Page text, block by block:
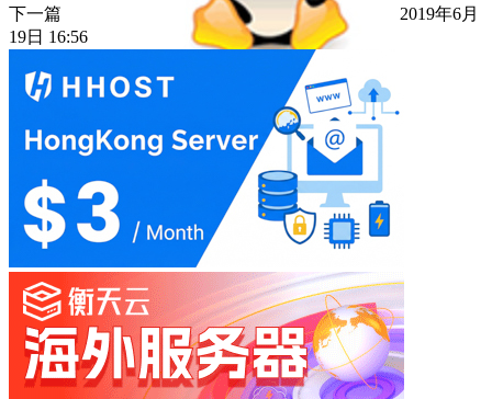
下一篇
2019年6月
19日 16:56